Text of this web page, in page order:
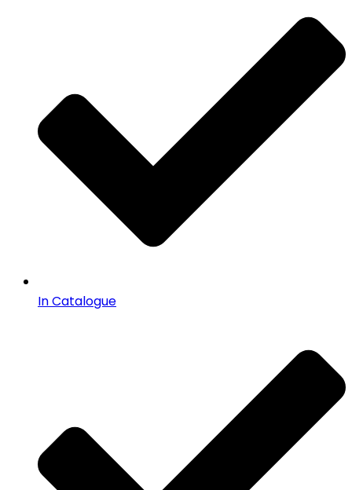
In Catalogue